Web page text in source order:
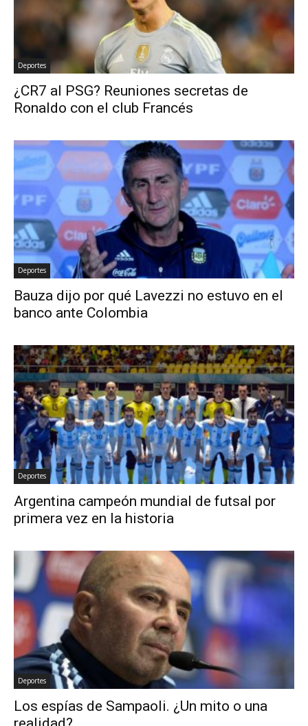
Deportes
¿CR7 al PSG? Reuniones secretas de
Ronaldo con el club Francés
Deportes
Bauza dijo por qué Lavezzi no estuvo en el
banco ante Colombia
Deportes
Argentina campeón mundial de futsal por
primera vez en la historia
Deportes
Los espías de Sampaoli. ¿Un mito o una